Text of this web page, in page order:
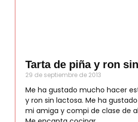
Tarta de piña y ron
29 de septiembre de 2013
Me ha gustado mucho hacer
y ron sin lactosa. Me ha
mi amiga y compi de clase de